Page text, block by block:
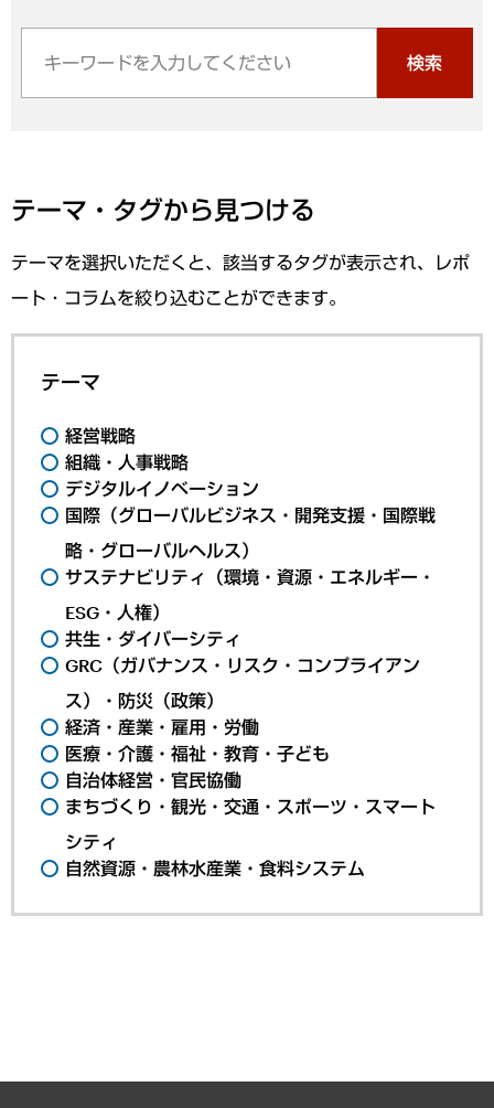
検索
テーマ・タグから見つける
テーマを選択いただくと、該当するタグが表示され、レポ
ート・コラムを絞り込むことができます。
テーマ
経営戦略
組織・人事戦略
デジタルイノベーション
国際（グローバルビジネス・開発支援・国際戦
略・グローバルヘルス）
サステナビリティ（環境・資源・エネルギー・
ESG・人権）
共生・ダイバーシティ
GRC（ガバナンス・リスク・コンプライアン
ス）・防災（政策）
経済・産業・雇用・労働
医療・介護・福祉・教育・子ども
自治体経営・官民協働
まちづくり・観光・交通・スポーツ・スマート
シティ
自然資源・農林水産業・食料システム